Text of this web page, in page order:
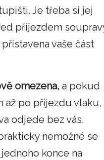
Je třeba si jej
příjezdem
vaše část
omezena, a pokud
až po příjezdu vlaku,
odjede bez vás.
nemožné se
konce na